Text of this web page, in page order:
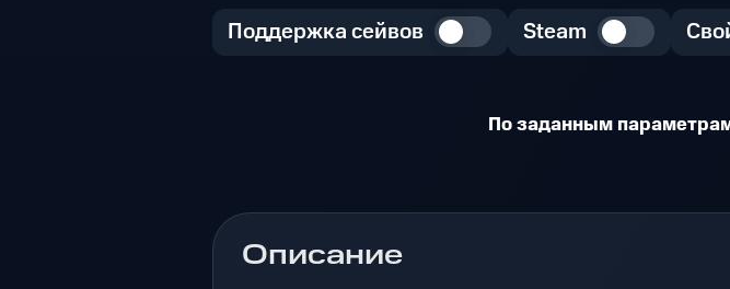
Поддержка сейвов Steam
По заданным
Описание